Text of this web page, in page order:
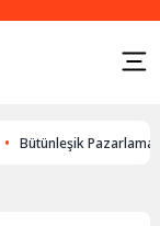
Pazarlama: